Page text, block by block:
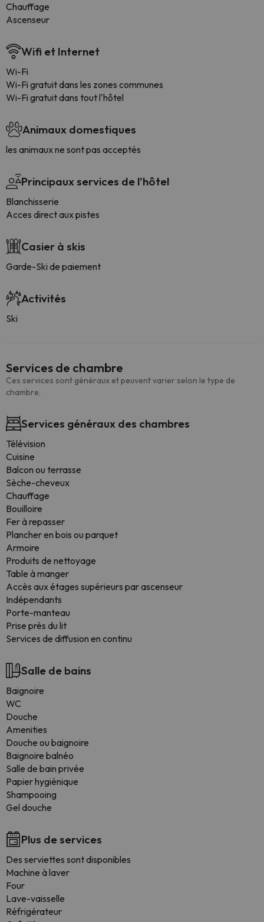
Chauffage
Ascenseur
Wifi et Internet
Wi-Fi
Wi-Fi gratuit dans les zones communes
Wi-Fi gratuit dans tout l'hôtel
Animaux domestiques
les animaux ne sont pas acceptés
Principaux services de l'hôtel
Blanchisserie
Acces direct aux pistes
Casier à skis
Garde-Ski de paiement
Activités
Ski
Services de chambre
Ces services sont généraux et peuvent varier selon le type de
chambre.
Services généraux des chambres
Télévision
Cuisine
Balcon ou terrasse
Sèche-cheveux
Chauffage
Bouilloire
Fer à repasser
Plancher en bois ou parquet
Armoire
Produits de nettoyage
Table à manger
Accès aux étages supérieurs par ascenseur
Indépendants
Porte-manteau
Prise près du lit
Services de diffusion en continu
Salle de bains
Baignoire
WC
Douche
Amenities
Douche ou baignoire
Baignoire balnéo
Salle de bain privée
Papier hygiénique
Shampooing
Gel douche
Plus de services
Des serviettes sont disponibles
Machine à laver
Four
Lave-vaisselle
Réfrigérateur